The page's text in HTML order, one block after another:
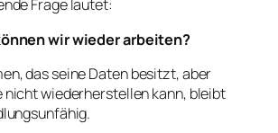
Frage lautet:
wir wieder arbeiten?
das seine Daten besitzt, aber
nicht wiederherstellen kann, bleibt